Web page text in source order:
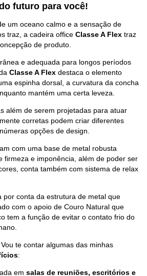
futuro para você!
um oceano calmo e a sensação de
traz, a cadeira office Classe A Flex traz
de produto.
e adequada para longos períodos
Classe A Flex destaca o elemento
espinha dorsal, a curvatura da concha
mantém uma certa leveza.
além de serem projetadas para atuar
corretas podem criar diferentes
opções de design.
com uma base de metal robusta
firmeza e imponência, além de poder ser
conta também com sistema de relax
por conta da estrutura de metal que
com o apoio de Couro Natural que
tem a função de evitar o contato frio do
. Vou te contar algumas das minhas
:
em salas de reuniões, escritórios e